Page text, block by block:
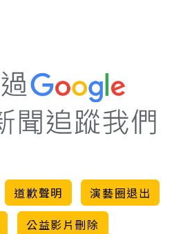
道歉聲明
演藝圈退出
公益影片刪除